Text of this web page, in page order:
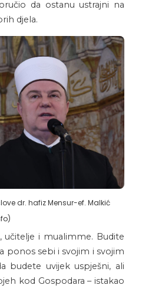
da ostanu ustrajni na
djela.
dr. hafiz Mensur-ef. Malkić
učitelje i mualimme. Budite
ponos sebi i svojim i svojim
budete uvijek uspješni, ali
kod Gospodara – istakao